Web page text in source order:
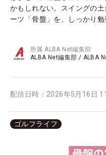
かもしれない。スイングの
ーツ「骨盤」を、しっかり勉
所属ALBA Net編集部
ALBA Net編集部 / ALBA
配信日時： 2026年5月16日
ゴルフライフ